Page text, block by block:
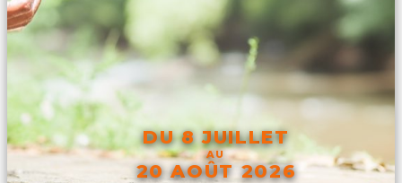
DU 8 JUILLET
AU
20 AOÛT 2026